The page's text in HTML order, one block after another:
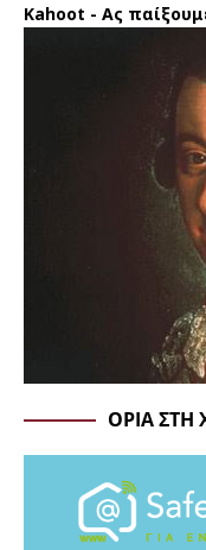
Kahoot - Ας
ΌΡΙΑ ΣΤΗ